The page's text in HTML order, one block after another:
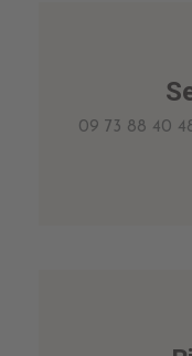
09 73 88 40